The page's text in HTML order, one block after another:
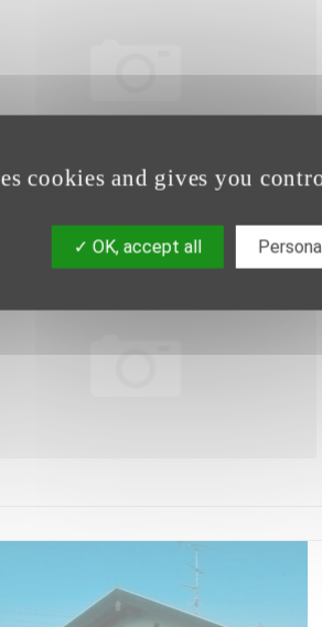
cookies and gives you
OK, accept all